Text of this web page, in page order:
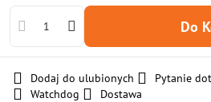
Do
Dodaj do ulubionych
Pytanie
Watchdog
Dostawa